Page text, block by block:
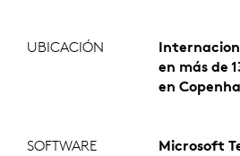
UBICACIÓN
en más de
en
SOFTWARE Microsoft